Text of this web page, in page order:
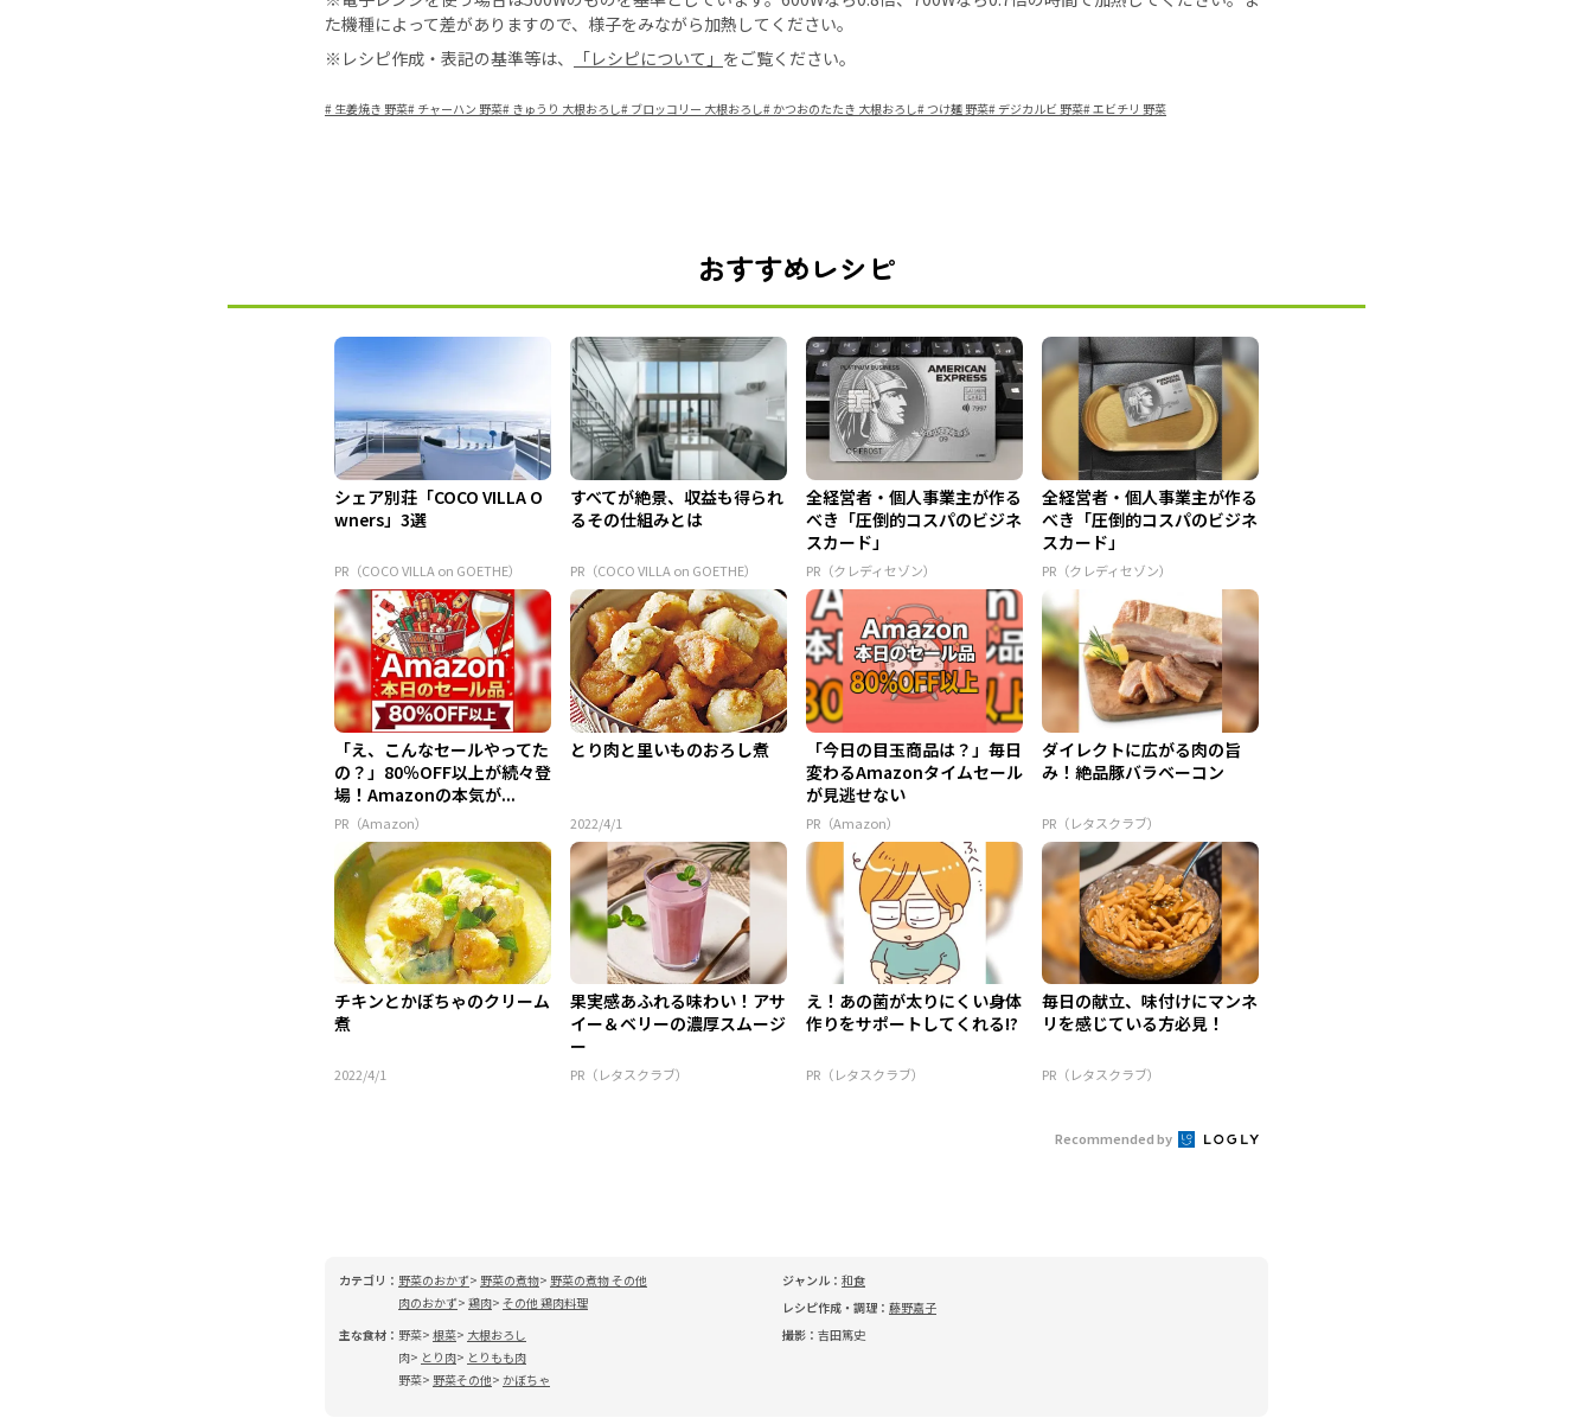
た機種によって差がありますので、様子をみながら加熱してください。
※レシピ作成・表記の基準等は、
「レシピについて」 をご覧ください。
# 生姜焼き 野菜# チャーハン 野菜# きゅうり 大根おろし# ブロッコリー 大根おろし# かつおのたたき 大根おろし# つけ麺 野菜#デジカルビ 野菜#エビチリ 野菜
おすすめレシピ
シェア別荘「COCO VILLA O
wners」3選
PR（COCO VILLA on GOETHE）
すべてが絶景、収益も得られ
るその仕組みとは
PR（COCO VILLA on GOETHE）
全経営者・個人事業主が作る
べき「圧倒的コスパのビジネ
スカード」
PR（クレディセゾン）
全経営者・個人事業主が作る
べき「圧倒的コスパのビジネ
スカード」
PR（クレディセゾン）
「え、こんなセールやってた
の？」80％OFF以上が続々登
場！Amazonの本気が...
PR（Amazon）
とり肉と里いものおろし煮
2022/4/1
「今日の目玉商品は？」毎日
変わるAmazonタイムセール
が見逃せない
PR（Amazon）
ダイレクトに広がる肉の旨
み！絶品豚バラベーコン
PR（レタスクラブ）
チキンとかぼちゃのクリーム
煮
2022/4/1
果実感あふれる味わい！アサ
イー＆ベリーの濃厚スムージ
ー
PR（レタスクラブ）
え！あの菌が太りにくい身体
作りをサポートしてくれる!?
PR（レタスクラブ）
毎日の献立、味付けにマンネ
リを感じている方必見！
PR（レタスクラブ）
Recommended by
カテゴリ： 野菜のおかず 野菜の煮物
野菜の煮物 その他
肉のおかず 鶏肉 その他 鶏肉料理
主な食材： 野菜 根菜
大根おろし
肉
とり肉
とりもも肉
野菜
野菜その他 かぼちゃ
ジャンル： 和食
レシピ作成・調理： 藤野嘉子
撮影： 吉田篤史